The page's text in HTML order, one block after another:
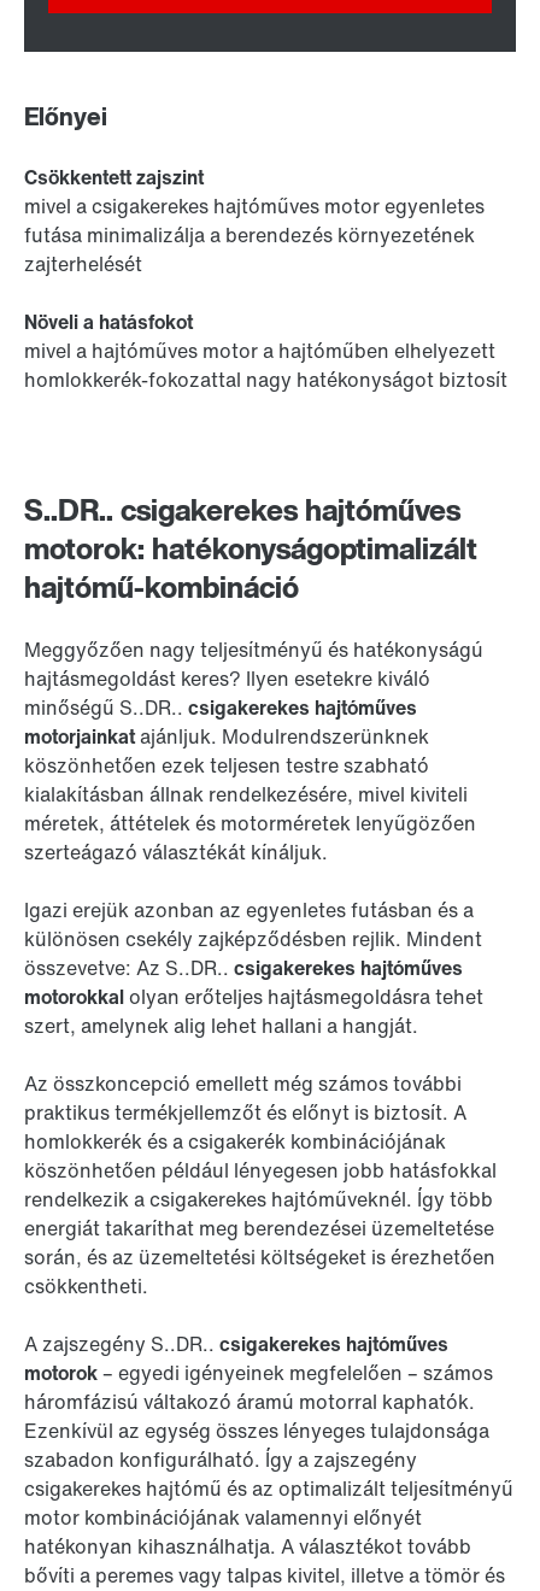
S..DR.. csigakerekes hajtóműves
motorok: hatékonyságoptimalizált
hajtómű-kombináció
Meggyőzően nagy teljesítményű és hatékonyságú
hajtásmegoldást keres? Ilyen esetekre kiváló
minőségű S..DR.. csigakerekes hajtóműves
motorjainkatajánljuk. Modulrendszerünknek
köszönhetően ezek teljesen testre szabható
kialakításban állnak rendelkezésére, mivel kiviteli
méretek, áttételek és motorméretek lenyűgözően
szerteágazó választékát kínáljuk.
Igazi erejük azonban az egyenletes futásban és a
különösen csekély zajképződésben rejlik. Mindent
összevetve: Az S..DR.. csigakerekes hajtóműves
motorokkalolyan erőteljes hajtásmegoldásra tehet
szert, amelynek alig lehet hallani a hangját.
Az összkoncepció emellett még számos további
praktikus termékjellemzőt és előnyt is biztosít. A
homlokkerék és a csigakerék kombinációjának
köszönhetően például lényegesen jobb hatásfokkal
rendelkezik a csigakerekes hajtóműveknél. Így több
energiát takaríthat meg berendezései üzemeltetése
során, és az üzemeltetési költségeket is érezhetően
csökkentheti.
A zajszegény S..DR.. csigakerekes hajtóműves
motorok– egyedi igényeinek megfelelően – számos
háromfázisú váltakozó áramú motorral kaphatók.
Ezenkívül az egység összes lényeges tulajdonsága
szabadon konfigurálható. Így a zajszegény
csigakerekes hajtómű és az optimalizált teljesítményű
motor kombinációjának valamennyi előnyét
hatékonyan kihasználhatja. A választékot tovább
bővíti a peremes vagy talpas kivitel, illetve a tömör és
Előnyei
Csökkentett zajszint
mivel a csigakerekes hajtóműves motor egyenletes
futása minimalizálja a berendezés környezetének
zajterhelését
Növeli a hatásfokot
mivel a hajtóműves motor a hajtóműben elhelyezett
homlokkerék-fokozattal nagy hatékonyságot biztosít